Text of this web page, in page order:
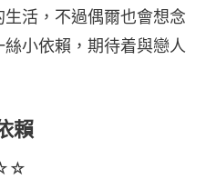
活，不過偶爾也會想念
小依賴，期待着與戀人
賴